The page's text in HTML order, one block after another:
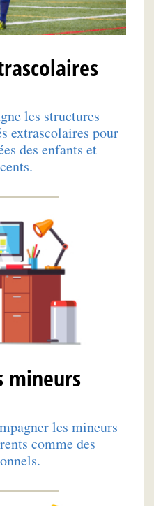
les structures
extrascolaires pour
des enfants et
mineurs
les mineurs
comme des